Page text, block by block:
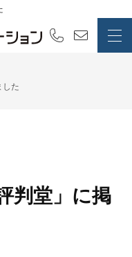
した
判堂」に掲